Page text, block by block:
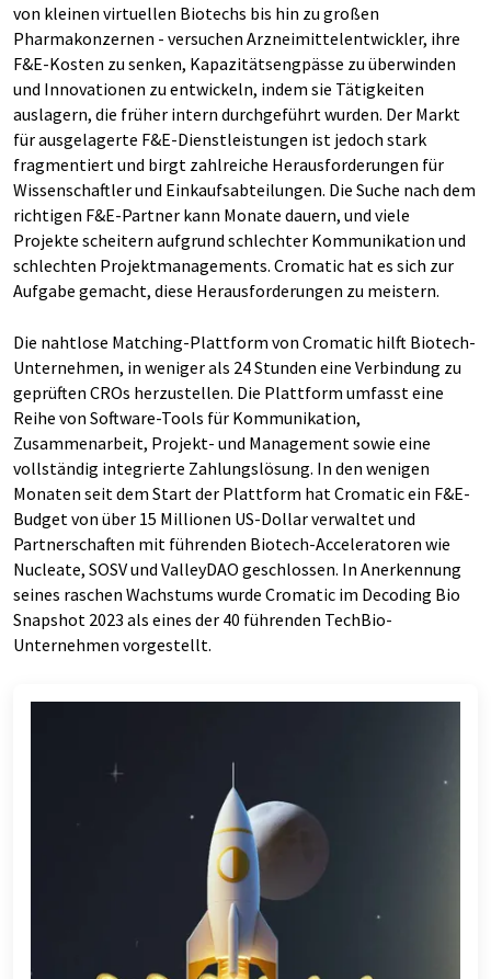
von kleinen virtuellen Biotechs bis hin zu großen
Pharmakonzernen - versuchen Arzneimittelentwickler, ihre
F&E-Kosten zu senken, Kapazitätsengpässe zu überwinden
und Innovationen zu entwickeln, indem sie Tätigkeiten
auslagern, die früher intern durchgeführt wurden. Der Markt
für ausgelagerte F&E-Dienstleistungen ist jedoch stark
fragmentiert und birgt zahlreiche Herausforderungen für
Wissenschaftler und Einkaufsabteilungen. Die Suche nach dem
richtigen F&E-Partner kann Monate dauern, und viele
Projekte scheitern aufgrund schlechter Kommunikation und
schlechten Projektmanagements. Cromatic hat es sich zur
Aufgabe gemacht, diese Herausforderungen zu meistern.
Die nahtlose Matching-Plattform von Cromatic hilft Biotech-
Unternehmen, in weniger als 24 Stunden eine Verbindung zu
geprüften CROs herzustellen. Die Plattform umfasst eine
Reihe von Software-Tools für Kommunikation,
Zusammenarbeit, Projekt- und Management sowie eine
vollständig integrierte Zahlungslösung. In den wenigen
Monaten seit dem Start der Plattform hat Cromatic ein F&E-
Budget von über 15 Millionen US-Dollar verwaltet und
Partnerschaften mit führenden Biotech-Acceleratoren wie
Nucleate, SOSV und ValleyDAO geschlossen. In Anerkennung
seines raschen Wachstums wurde Cromatic im Decoding Bio
Snapshot 2023 als eines der 40 führenden TechBio-
Unternehmen vorgestellt.